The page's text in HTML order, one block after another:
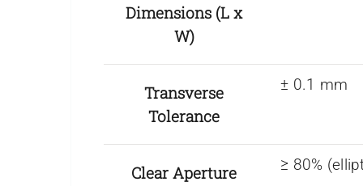
Dimensions (L x
W)
Transverse
Tolerance
± 0.1 mm
Clear Aperture ≥ 80%